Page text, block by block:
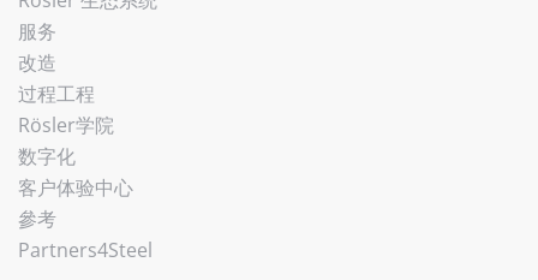
服务
改造
过程工程
Rösler学院
数字化
客户体验中心
參考
Partners4Steel